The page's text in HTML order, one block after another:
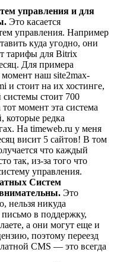
управления и для
Это касается
управления. Например
куда угодно, они
тарифы для Bitrix
Для примера
наш site2max-
и стоит на их хостинге,
стоит 700
момент эта система
которые редка
На timeweb.ru у меня
висит 5 сайтов! В том
что каждый
так, из-за того что
управления.
Систем
внимательны. Это
нельзя никуда
письмо в поддержку,
а они могут еще и
поэтому переезд
CMS — это всегда